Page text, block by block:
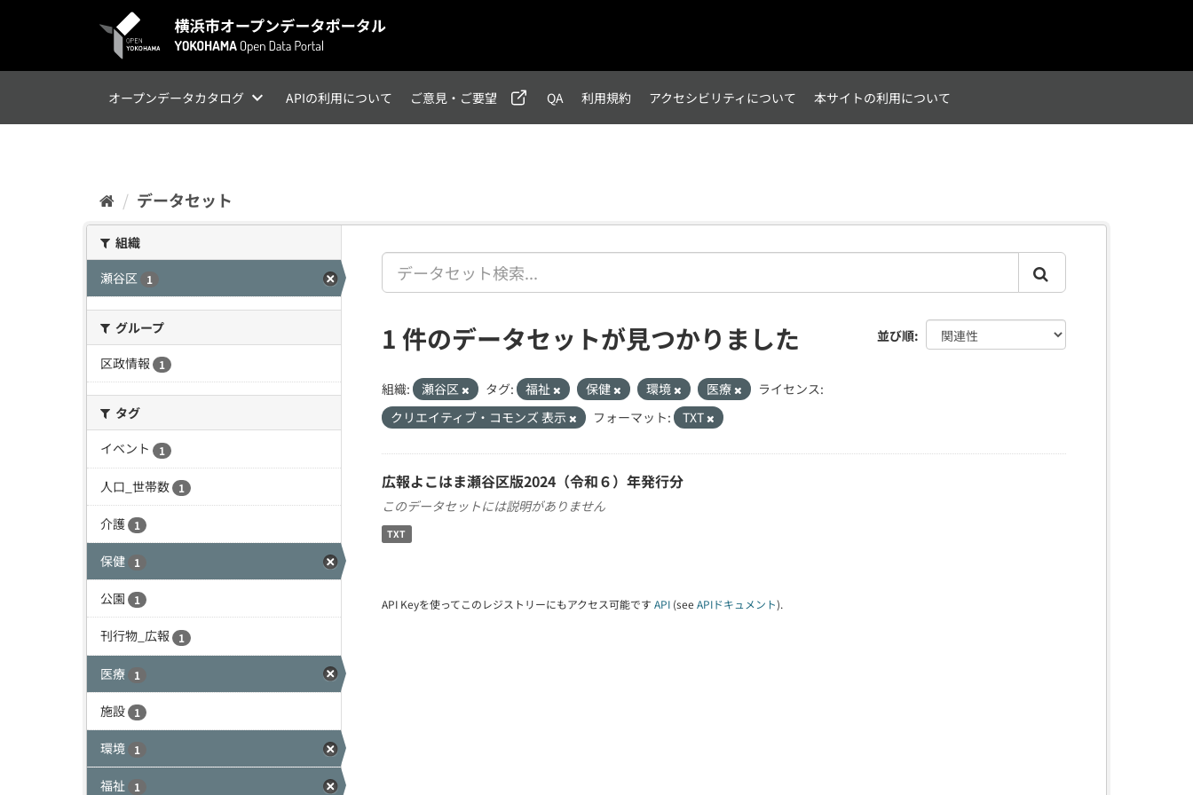
オープンデータカタログ APIの利用について ご意見・ご要望 QA 利用規約 アクセシビリティについて 本サイトの利用について
データセット
組織
瀬谷区
1
グループ
区政情報
1
タグ
イベント
1
人口_世帯数 1
介護 1
保健 1
公園 1
刊行物_広報 1
医療 1
施設 1
環境 1
福祉 1
並び順
1 件のデータセットが見つかりました
組織: 瀬谷区 タグ: 福祉 保健 環境 医療
ライセンス:
クリエイティブ・コモンズ 表示
フォーマット: TXT
広報よこはま瀬谷区版2024（令和６）年発行分
このデータセットには説明がありません
TXT
API Keyを使ってこのレジストリーにもアクセス可能です API (see APIドキュメント).